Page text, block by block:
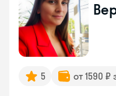
5 от 1590 ₽